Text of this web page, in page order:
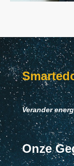
Verander
Onze